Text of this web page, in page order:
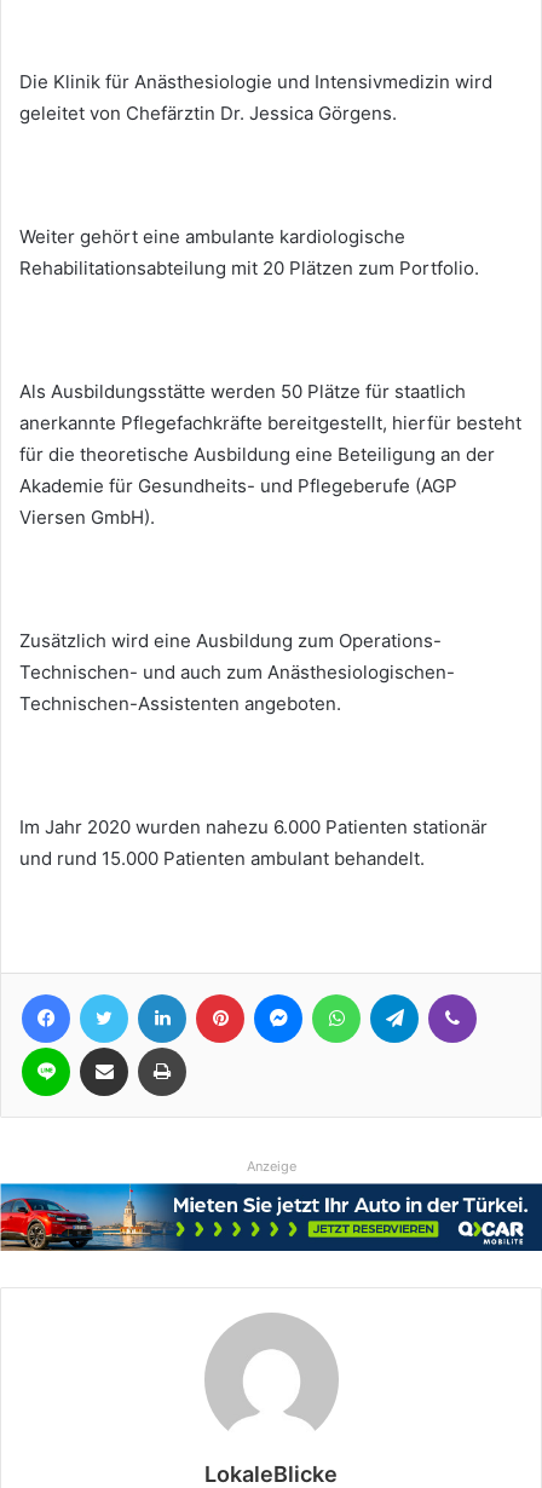
Die Klinik für Anästhesiologie und Intensivmedizin wird
geleitet von Chefärztin Dr. Jessica Görgens.
Weiter gehört eine ambulante kardiologische
Rehabilitationsabteilung mit 20 Plätzen zum Portfolio.
Als Ausbildungsstätte werden 50 Plätze für staatlich
anerkannte Pflegefachkräfte bereitgestellt, hierfür besteht
für die theoretische Ausbildung eine Beteiligung an der
Akademie für Gesundheits- und Pflegeberufe (AGP
Viersen GmbH).
Zusätzlich wird eine Ausbildung zum Operations-
Technischen- und auch zum Anästhesiologischen-
Technischen-Assistenten angeboten.
Im Jahr 2020 wurden nahezu 6.000 Patienten stationär
und rund 15.000 Patienten ambulant behandelt.
FacebookTwitter LinkedIn Pinterest MessengerWhatsAppTelegram
Line Teile per E-Mail Drucken
Anzeige
LokaleBlicke